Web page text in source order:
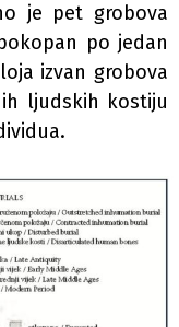
je pet grobova
po jedan
izvan grobova
ljudskih kostiju